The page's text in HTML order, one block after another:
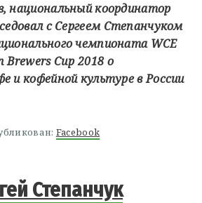
национальный координатор
с Сергеем Степанчуком
чемпионата WCE
Brewers Cup 2018 о
и кофейной культуре в России
Facebook
Степанчук